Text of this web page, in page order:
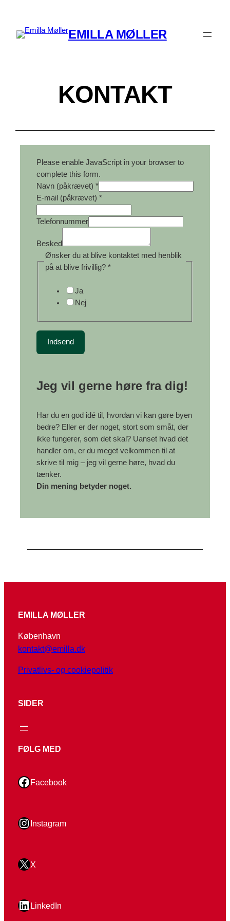
indhold
EMILLA MØLLER
KONTAKT
Please enable JavaScript in your browser to
complete this form.
Navn (påkrævet) *
a
b
i
t
E-mail (påkrævet) *
Telefonnummer
Besked
Ønsker du at blive kontaktet med henblik
på at blive frivillig? *
Ja
Nej
Indsend
Jeg vil gerne høre fra dig!
Har du en god idé til, hvordan vi kan gøre byen
bedre? Eller er der noget, stort som småt, der
ikke fungerer, som det skal? Uanset hvad det
handler om, er du meget velkommen til at
skrive til mig – jeg vil gerne høre, hvad du
tænker.
Din mening betyder noget.
EMILLA MØLLER
København
kontakt@emilla.dk
Privatlivs- og cookiepolitik
SIDER
FØLG MED
Facebook Facebook
Instagram Instagram
X X
LinkedIn LinkedIn